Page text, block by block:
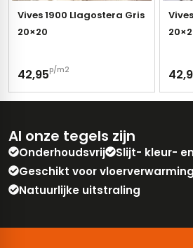
Vives 1900 Llagostera Gris
20×20
42,95p/m2
Al onze tegels zijn
Onderhoudsvrij
Slijt- kleur-
Geschikt voor vloerverwarming
Natuurlijke uitstraling